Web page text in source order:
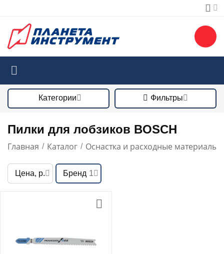
Категории Фильтры
Пилки для лобзиков BOSCH
Главная / Каталог / Оснастка и расходные материалы
Цена, р. Бренд 1